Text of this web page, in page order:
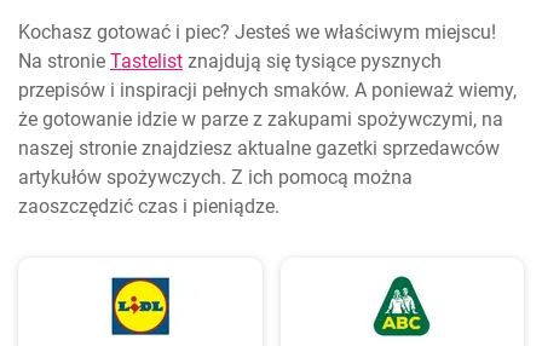
Kochasz gotować i piec? Jesteś we właściwym miejscu!
Na stronie Tastelist znajdują się tysiące pysznych
przepisów i inspiracji pełnych smaków. A ponieważ wiemy,
że gotowanie idzie w parze z zakupami spożywczymi, na
naszej stronie znajdziesz aktualne gazetki sprzedawców
artykułów spożywczych. Z ich pomocą można
zaoszczędzić czas i pieniądze.